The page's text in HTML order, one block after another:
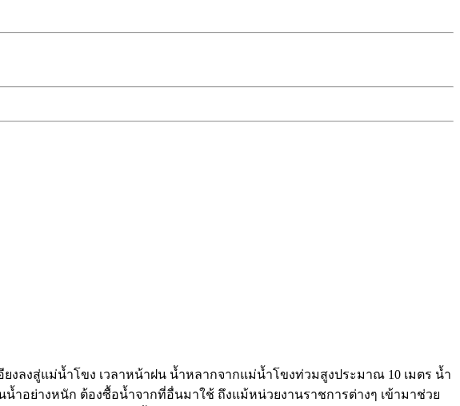
ลงสู่แม่น้ำโขง เวลาหน้าฝน น้ำหลากจากแม่น้ำโขงท่วมสูงประมาณ 10 เมตร น้ำ
ำอย่างหนัก ต้องซื้อน้ำจากที่อื่นมาใช้ ถึงแม้หน่วยงานราชการต่างๆ เข้ามาช่วย